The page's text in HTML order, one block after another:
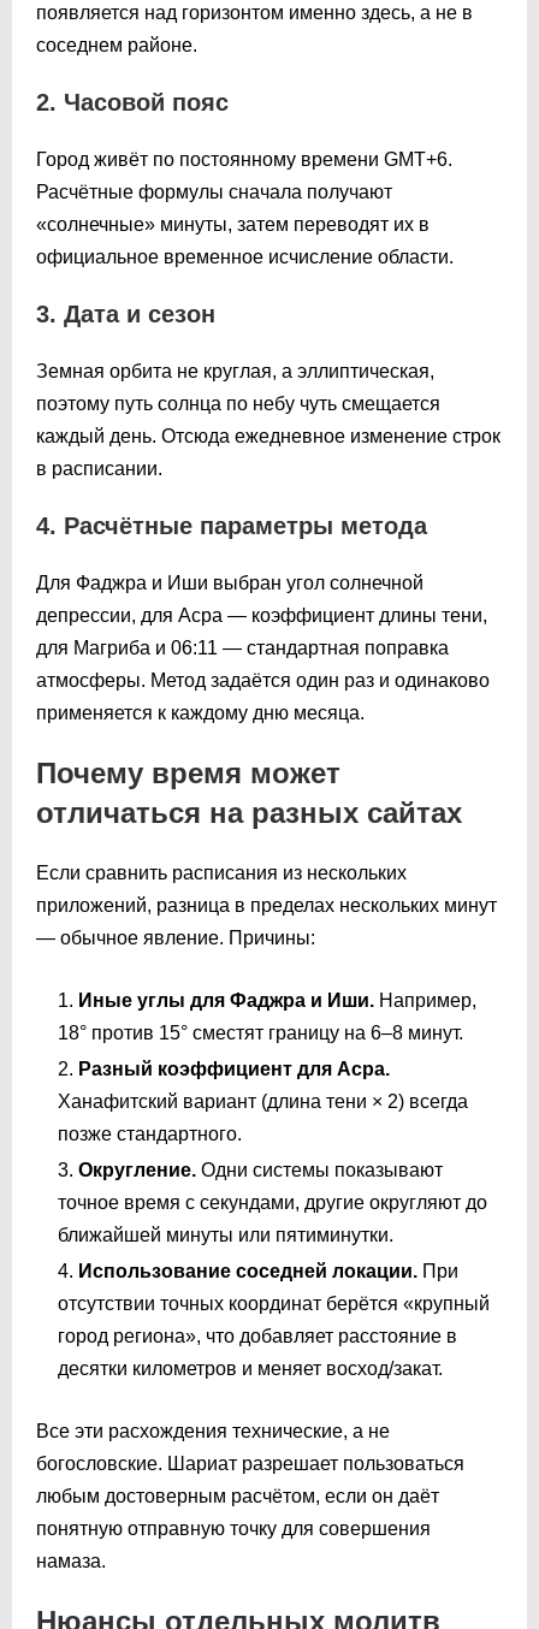
появляется над горизонтом именно здесь, а не в
соседнем районе.
2. Часовой пояс
Город живёт по постоянному времени GMT+6.
Расчётные формулы сначала получают
«солнечные» минуты, затем переводят их в
официальное временное исчисление области.
3. Дата и сезон
Земная орбита не круглая, а эллиптическая,
поэтому путь солнца по небу чуть смещается
каждый день. Отсюда ежедневное изменение строк
в расписании.
4. Расчётные параметры метода
Для Фаджра и Иши выбран угол солнечной
депрессии, для Асра — коэффициент длины тени,
для Магриба и 06:11 — стандартная поправка
атмосферы. Метод задаётся один раз и одинаково
применяется к каждому дню месяца.
Почему время может
отличаться на разных сайтах
Если сравнить расписания из нескольких
приложений, разница в пределах нескольких минут
— обычное явление. Причины:
Иные углы для Фаджра и Иши. Например,
18° против 15° сместят границу на 6–8 минут.
Разный коэффициент для Асра.
Ханафитский вариант (длина тени × 2) всегда
позже стандартного.
Округление. Одни системы показывают
точное время с секундами, другие округляют до
ближайшей минуты или пятиминутки.
Использование соседней локации. При
отсутствии точных координат берётся «крупный
город региона», что добавляет расстояние в
десятки километров и меняет восход/закат.
Все эти расхождения технические, а не
богословские. Шариат разрешает пользоваться
любым достоверным расчётом, если он даёт
понятную отправную точку для совершения
намаза.
Нюансы отдельных молитв